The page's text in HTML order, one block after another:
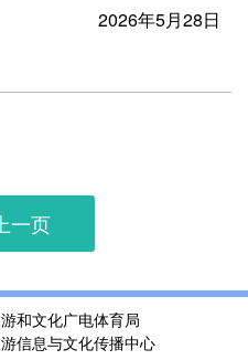
2026年5月28日
一页
和文化广电体育局
信息与文化传播中心